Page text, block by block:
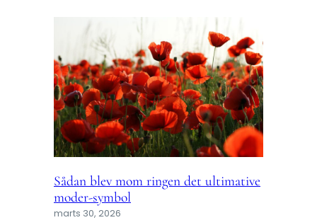
Sådan blev mom ringen det ultimative
moder-symbol
marts 30, 2026